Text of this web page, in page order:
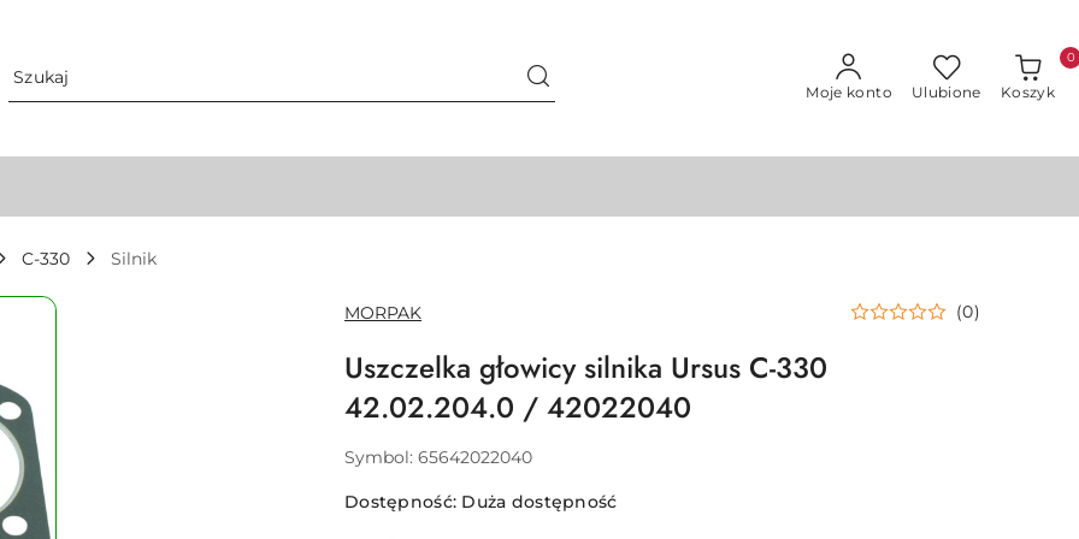
Moje konto Ulubione Koszyk
0
C-330 Silnik
NAZWA
PRODUCENTA:
MORPAK (0)
Uszczelka głowicy silnika Ursus C-330
42.02.204.0 / 42022040
Symbol: 65642022040
Dostępność: Duża dostępność